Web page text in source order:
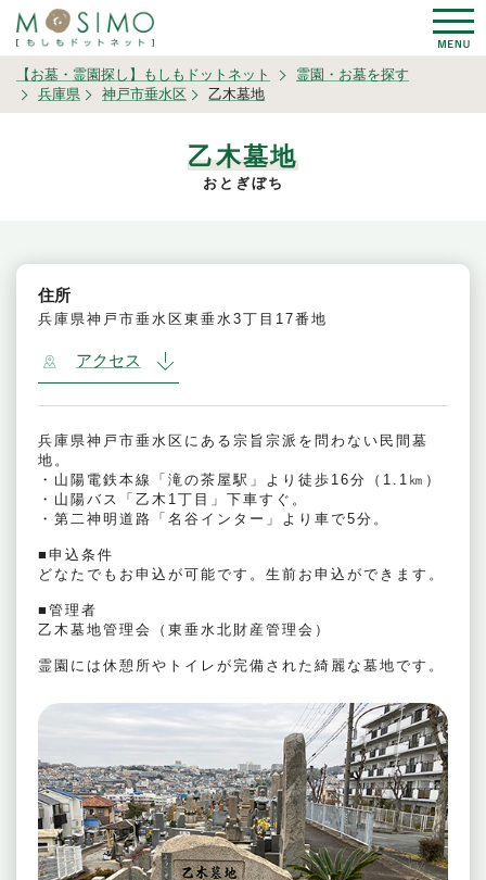
【お墓・霊園探し】もしもドットネット
霊園・お墓を探す
兵庫県
神戸市垂水区 乙木墓地
乙木墓地
おとぎぼち
住所
兵庫県神戸市垂水区東垂水3丁目17番地
アクセス
兵庫県神戸市垂水区にある宗旨宗派を問わない民間墓
地。
・山陽電鉄本線「滝の茶屋駅」より徒歩16分（1.1㎞）
・山陽バス「乙木1丁目」下車すぐ。
・第二神明道路「名谷インター」より車で5分。
■申込条件
どなたでもお申込が可能です。生前お申込ができます。
■管理者
乙木墓地管理会（東垂水北財産管理会）
霊園には休憩所やトイレが完備された綺麗な墓地です。